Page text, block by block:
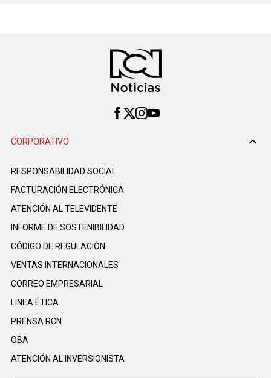
CORPORATIVO
RESPONSABILIDAD SOCIAL
FACTURACIÓN ELECTRÓNICA
ATENCIÓN AL TELEVIDENTE
INFORME DE SOSTENIBILIDAD
CÓDIGO DE REGULACIÓN
VENTAS INTERNACIONALES
CORREO EMPRESARIAL
LINEA ÉTICA
PRENSA RCN
OBA
ATENCIÓN AL INVERSIONISTA